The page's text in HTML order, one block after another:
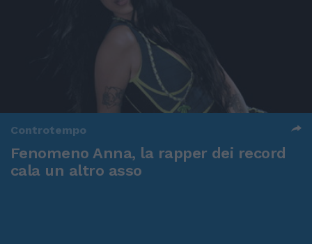
Controtempo
Fenomeno Anna, la rapper dei record
cala un altro asso